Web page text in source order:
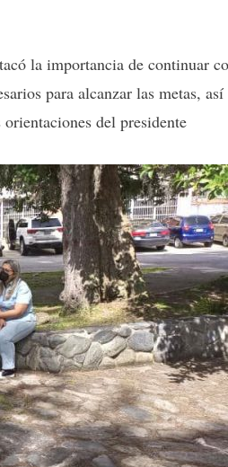
la importancia de continuar
para alcanzar las metas, así
del presidente